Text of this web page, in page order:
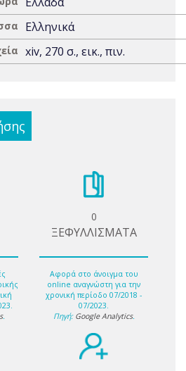
Ελληνικά
xiv, 270 σ., εικ., πιν.
.
0
ΞΕΦΥΛΛΙΣΜΑΤΑ
Αφορά στο άνοιγμα του
online αναγνώστη για την
χρονική περίοδο 07/2018 -
07/2023.
Πηγή: Google Analytics.